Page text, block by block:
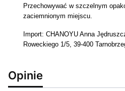
Przechowywać w szczelnym
zaciemnionym miejscu.
Import: CHANOYU Anna
Roweckiego 1/5, 39-400
Opinie